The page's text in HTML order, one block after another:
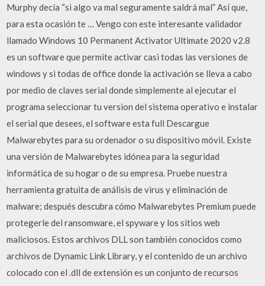
Murphy decía “si algo va mal seguramente saldrá mal” Así que,
para esta ocasión te … Vengo con este interesante validador
llamado Windows 10 Permanent Activator Ultimate 2020 v2.8
es un software que permite activar casi todas las versiones de
windows y si todas de office donde la activación se lleva a cabo
por medio de claves serial donde simplemente al ejecutar el
programa seleccionar tu version del sistema operativo e instalar
el serial que desees, el software esta full Descargue
Malwarebytes para su ordenador o su dispositivo móvil. Existe
una versión de Malwarebytes idónea para la seguridad
informática de su hogar o de su empresa. Pruebe nuestra
herramienta gratuita de análisis de virus y eliminación de
malware; después descubra cómo Malwarebytes Premium puede
protegerle del ransomware, el spyware y los sitios web
maliciosos. Estos archivos DLL son también conocidos como
archivos de Dynamic Link Library, y el contenido de un archivo
colocado con el .dll de extensión es un conjunto de recursos